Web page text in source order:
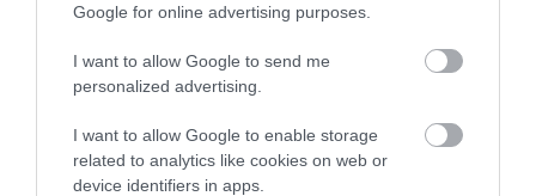
Google for online advertising purposes.
I want to allow Google to send me
personalized advertising.
I want to allow Google to enable storage
related to analytics like cookies on web or
device identifiers in apps.